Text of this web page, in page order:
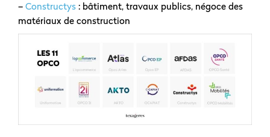
– Constructys : bâtiment, travaux publics, négoce des
matériaux de construction